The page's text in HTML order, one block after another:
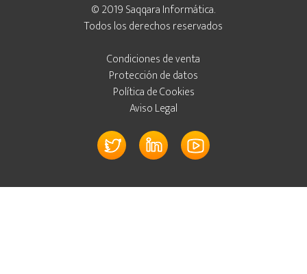
© 2019 Saqqara Informática.
Todos los derechos reservados
Condiciones de venta
Protección de datos
Política de Cookies
Aviso Legal